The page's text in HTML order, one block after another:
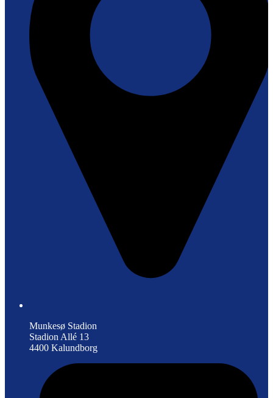
Munkesø Stadion
Stadion Allé 13
4400 Kalundborg